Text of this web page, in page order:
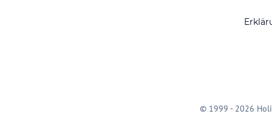
© 1999 - 2026